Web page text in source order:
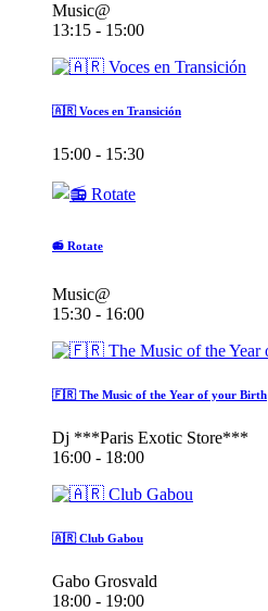
Music@
13:15 - 15:00
🇦🇷 Voces en Transición
15:00 - 15:30
📻 Rotate
Music@
15:30 - 16:00
🇫🇷 The Music of the Year of your Birth
Dj ***Paris Exotic Store***
16:00 - 18:00
🇦🇷 Club Gabou
Gabo Grosvald
18:00 - 19:00